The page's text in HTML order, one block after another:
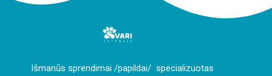
Išmanūs sprendimai /papildai/ specializuotas